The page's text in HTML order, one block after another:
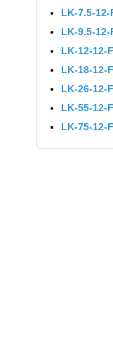
LK-7.5-12-
LK-9.5-12-
LK-12-12-
LK-18-12-
LK-26-12-
LK-55-12-
LK-75-12-